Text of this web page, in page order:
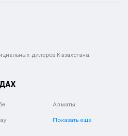
дилеров Казахстана.
Алматы
Показать еще